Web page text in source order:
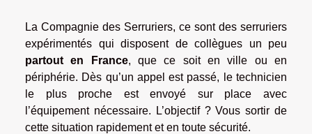
La Compagnie des Serruriers, ce sont des serruriers
expérimentés qui disposent de collègues un peu
partout en France, que ce soit en ville ou en
périphérie. Dès qu’un appel est passé, le technicien
le plus proche est envoyé sur place avec
l’équipement nécessaire. L’objectif ? Vous sortir de
cette situation rapidement et en toute sécurité.